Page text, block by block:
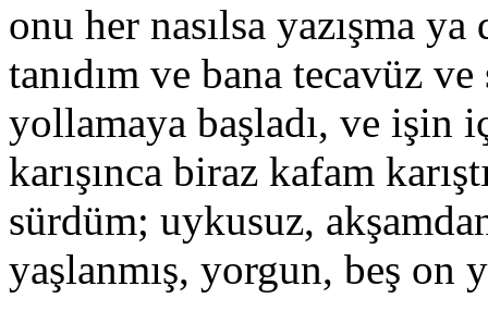
onu her nasılsa yazışma
tanıdım ve bana tecavüz
yollamaya başladı, ve işin
karışınca biraz kafam
sürdüm; uykusuz,
yaşlanmış, yorgun, beş